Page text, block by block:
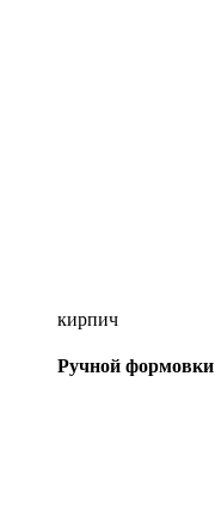
кирпич
Ручной формовки